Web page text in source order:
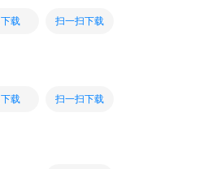
下载 扫一扫下载
下载 扫一扫下载